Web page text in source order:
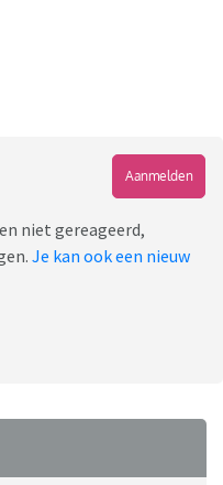
Aanmelden
niet gereageerd,
Je kan ook een nieuw